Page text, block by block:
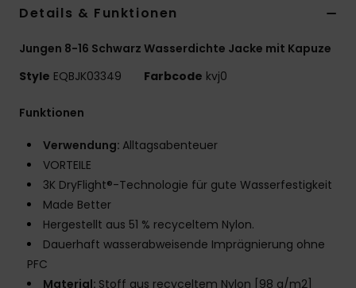
Details & Funktionen
Jungen 8-16 Schwarz Wasserdichte Jacke mit Kapuze
Style EQBJK03349 Farbcode kvj0
Funktionen
Verwendung: Alltagsabenteuer
VORTEILE
3K DryFlight®-Technologie für gute Wasserfestigkeit
Made Better
Hergestellt aus 51 % recyceltem Nylon.
Dauerhaft wasserabweisende Imprägnierung ohne
PFC
Material: Stoff aus recyceltem Nylon [98 g/m2]